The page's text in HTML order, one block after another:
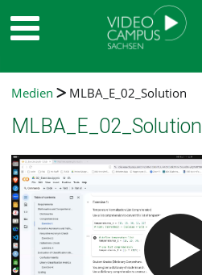
Medien MLBA_E_02_Solution
MLBA_E_02_Solution